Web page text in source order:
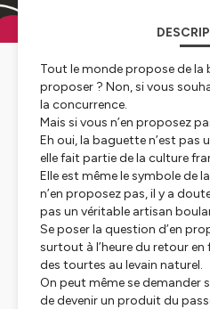
Tout le monde propose de
proposer ? Non, si vous
la concurrence.
Mais si vous n’en proposez
Eh oui, la baguette n’est pas
elle fait partie de la culture
Elle est même le symbole de
n’en proposez pas, il y a
pas un véritable artisan
Se poser la question d’en
surtout à l’heure du retour
des tourtes au levain naturel.
On peut même se demander
de devenir un produit du